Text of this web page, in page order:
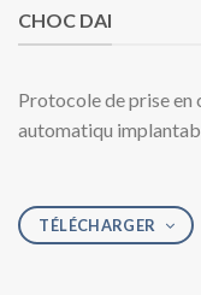
CHOC DAI
Protocole de prise
automatiqu
TÉLÉCHARGER